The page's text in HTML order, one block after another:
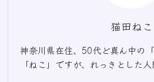
猫田ねこ
神奈川県在住、50代ど真ん中の
「ねこ」ですが、れっきとした人